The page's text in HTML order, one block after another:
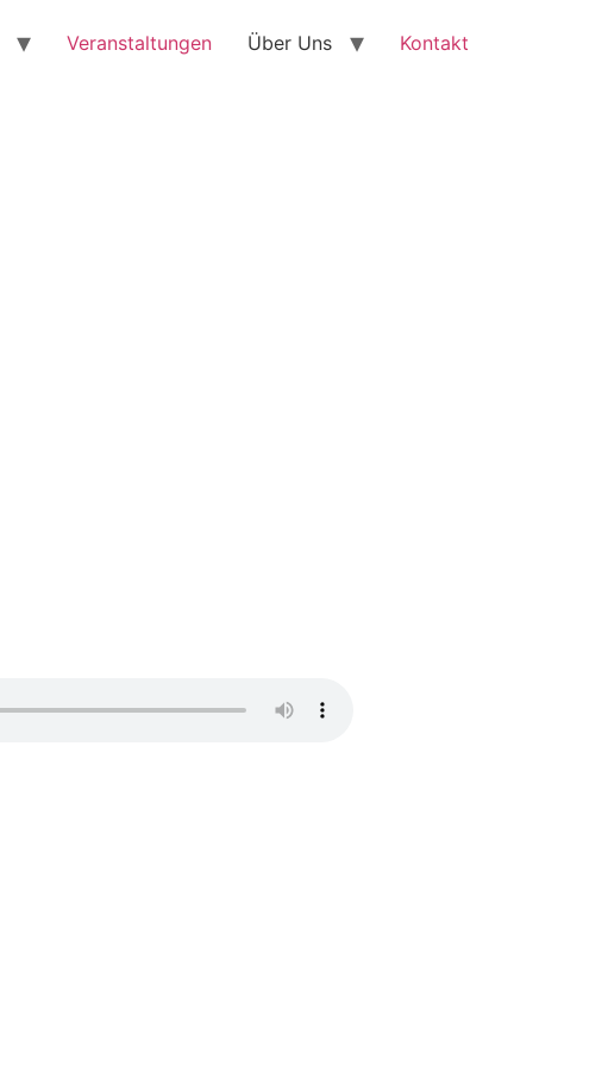
Veranstaltungen Über Uns Kontakt